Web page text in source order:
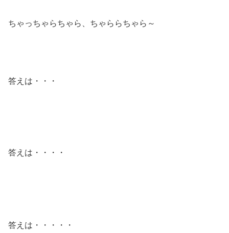
ちゃっちゃらちゃら、ちゃららちゃら～
答えは・・・
答えは・・・・
答えは・・・・・